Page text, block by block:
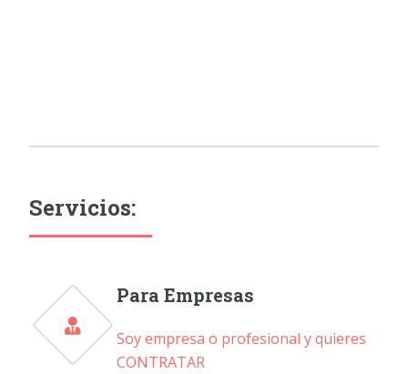
Servicios:
Para Empresas
Soy empresa o profesional y quieres
CONTRATAR